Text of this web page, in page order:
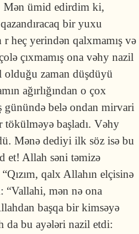
Mən ümid edirdim ki,
bir yuxu
heç yerindən qalxmamış və
çıxmamış ona vəhy nazil
zaman düşdüyü
ağırlığından o çox
gü­nündə belə ondan mirvari
tökülməyə başladı. Vəhy
Mənə dediyi ilk söz isə bu
et! Allah səni təmizə
qalx Allahın elçisinə
“Vallahi, mən nə ona
başqa bir kimsəyə
da bu ayələri nazil etdi: